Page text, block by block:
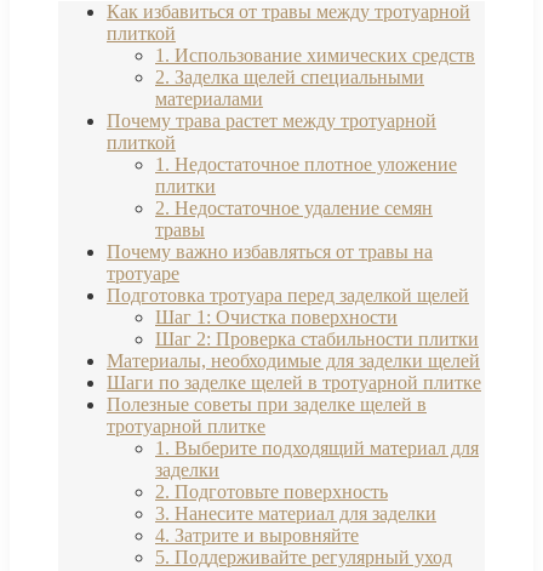
Как избавиться от травы между тротуарной
плиткой
1. Использование химических средств
2. Заделка щелей специальными
материалами
Почему трава растет между тротуарной
плиткой
1. Недостаточное плотное уложение
плитки
2. Недостаточное удаление семян
травы
Почему важно избавляться от травы на
тротуаре
Подготовка тротуара перед заделкой щелей
Шаг 1: Очистка поверхности
Шаг 2: Проверка стабильности плитки
Материалы, необходимые для заделки щелей
Шаги по заделке щелей в тротуарной плитке
Полезные советы при заделке щелей в
тротуарной плитке
1. Выберите подходящий материал для
заделки
2. Подготовьте поверхность
3. Нанесите материал для заделки
4. Затрите и выровняйте
5. Поддерживайте регулярный уход